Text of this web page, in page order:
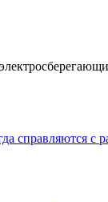
справляются с